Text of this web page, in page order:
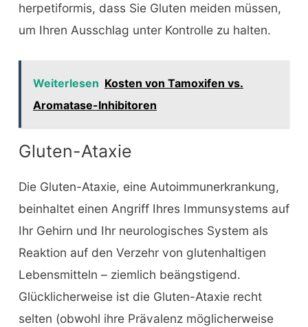
herpetiformis, dass Sie Gluten meiden müssen,
um Ihren Ausschlag unter Kontrolle zu halten.
Weiterlesen Kosten von Tamoxifen vs.
Aromatase-Inhibitoren
Gluten-Ataxie
Die Gluten-Ataxie, eine Autoimmunerkrankung,
beinhaltet einen Angriff Ihres Immunsystems auf
Ihr Gehirn und Ihr neurologisches System als
Reaktion auf den Verzehr von glutenhaltigen
Lebensmitteln – ziemlich beängstigend.
Glücklicherweise ist die Gluten-Ataxie recht
selten (obwohl ihre Prävalenz möglicherweise